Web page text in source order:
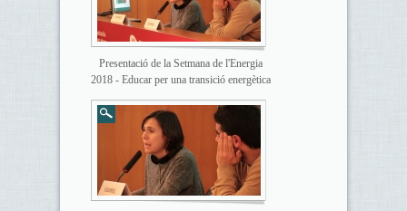
Presentació de la Setmana de l'Energia
2018 - Educar per una transició energètica